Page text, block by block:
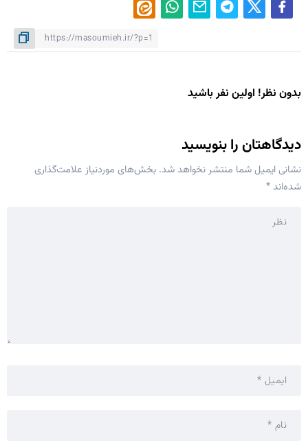
بدون نظر! اولین نفر باشید
دیدگاهتان را بنویسید
نشانی ایمیل شما منتشر نخواهد شد. بخش‌های موردنیاز علامت‌گذاری
شده‌اند*